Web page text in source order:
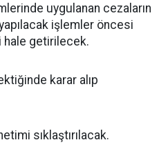
uygulanan cezaların
işlemler öncesi
hale getirilecek.
karar alıp
sıklaştırılacak.